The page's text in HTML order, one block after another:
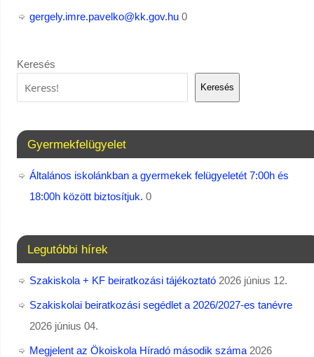
gergely.imre.pavelko@kk.gov.hu0
Keresés
Keresés
Gyermekfelügyelet
Általános iskolánkban a gyermekek felügyeletét 7:00h és
18:00h között biztosítjuk. 0
Legutóbbi hírek
Szakiskola + KF beiratkozási tájékoztató 2026 június 12.
Szakiskolai beiratkozási segédlet a 2026/2027-es tanévre
2026 június 04.
Megjelent az Ökoiskola Híradó második száma 2026